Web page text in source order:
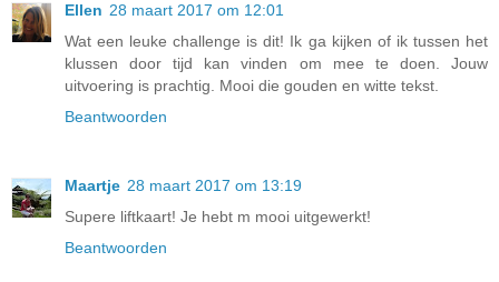
Ellen 28 maart 2017 om 12:01
Wat een leuke challenge is dit! Ik ga kijken of ik tussen het
klussen door tijd kan vinden om mee te doen. Jouw
uitvoering is prachtig. Mooi die gouden en witte tekst.
Beantwoorden
Maartje 28 maart 2017 om 13:19
Supere liftkaart! Je hebt m mooi uitgewerkt!
Beantwoorden